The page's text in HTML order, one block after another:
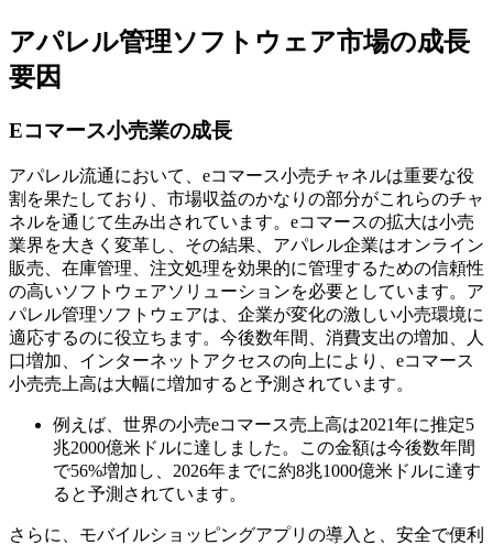
アパレル管理ソフトウェア市場の成長
要因
Eコマース小売業の成長
アパレル流通において、eコマース小売チャネルは重要な役
割を果たしており、市場収益のかなりの部分がこれらのチャ
ネルを通じて生み出されています。eコマースの拡大は小売
業界を大きく変革し、その結果、アパレル企業はオンライン
販売、在庫管理、注文処理を効果的に管理するための信頼性
の高いソフトウェアソリューションを必要としています。ア
パレル管理ソフトウェアは、企業が変化の激しい小売環境に
適応するのに役立ちます。今後数年間、消費支出の増加、人
口増加、インターネットアクセスの向上により、eコマース
小売売上高は大幅に増加すると予測されています。
例えば、世界の小売eコマース売上高は2021年に推定5
兆2000億米ドルに達しました。この金額は今後数年間
で56%増加し、2026年までに約8兆1000億米ドルに達す
ると予測されています。
さらに、モバイルショッピングアプリの導入と、安全で便利